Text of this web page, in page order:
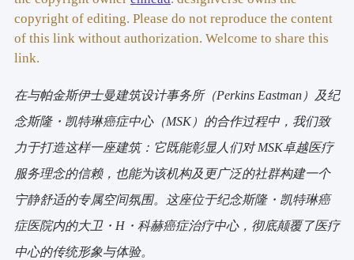
业态：医疗建筑
地点：美国纽约市
copyright of editing. Please do not reproduce the content
of this link without authorization. Welcome to share this
link.
在与帕金斯伊士曼建筑设计事务所（Perkins Eastman）及纪
念斯隆・凯特琳癌症中心（MSK）的合作过程中，我们致
力于打造这样一座建筑：它既能彰显人们对 MSK卓越医疗
服务理念的信赖，也能为该机构及更广泛的社群构建一个
宁静舒适的专属空间氛围。这座位于纪念斯隆・凯特琳癌
症医院内的大卫・H・科赫癌症治疗中心，彻底颠覆了医疗
中心的传统形象与体验。